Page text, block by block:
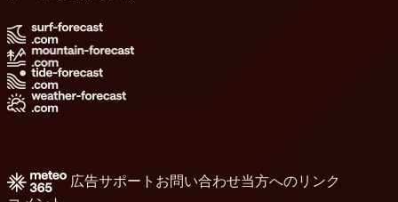
広告サポート お問い合わせ当方へのリンク